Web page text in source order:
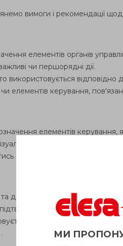
вимоги і рекомендації
елементів органів
чи першорядні дії.
використовується
елементів керування,
елементів керування,
ідентифікації без
для інформаційних або
дозволом. Зелений колір може
підтверджують нормальний стан
для визначення
МИ